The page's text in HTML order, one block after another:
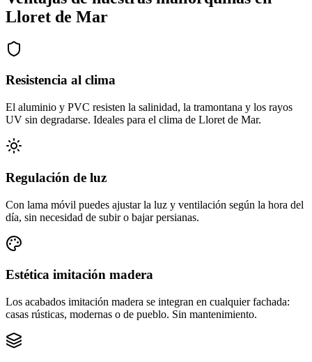
Lloret de Mar
Resistencia al clima
El aluminio y PVC resisten la salinidad, la tramontana y los rayos
UV sin degradarse. Ideales para el clima de Lloret de Mar.
Regulación de luz
Con lama móvil puedes ajustar la luz y ventilación según la hora del
día, sin necesidad de subir o bajar persianas.
Estética imitación madera
Los acabados imitación madera se integran en cualquier fachada:
casas rústicas, modernas o de pueblo. Sin mantenimiento.